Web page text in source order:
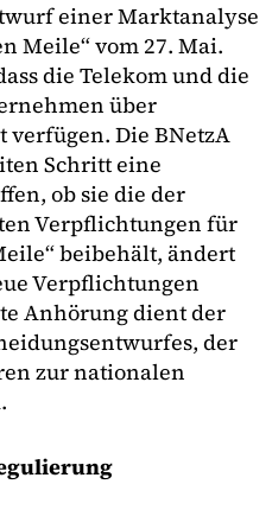
einer Marktanalyse
Meile“ vom 27. Mai.
die Telekom und die
über
Die BNetzA
Schritt eine
ob sie die der
Verpflichtungen für
beibehält, ändert
Verpflichtungen
Anhörung dient der
der
zur nationalen